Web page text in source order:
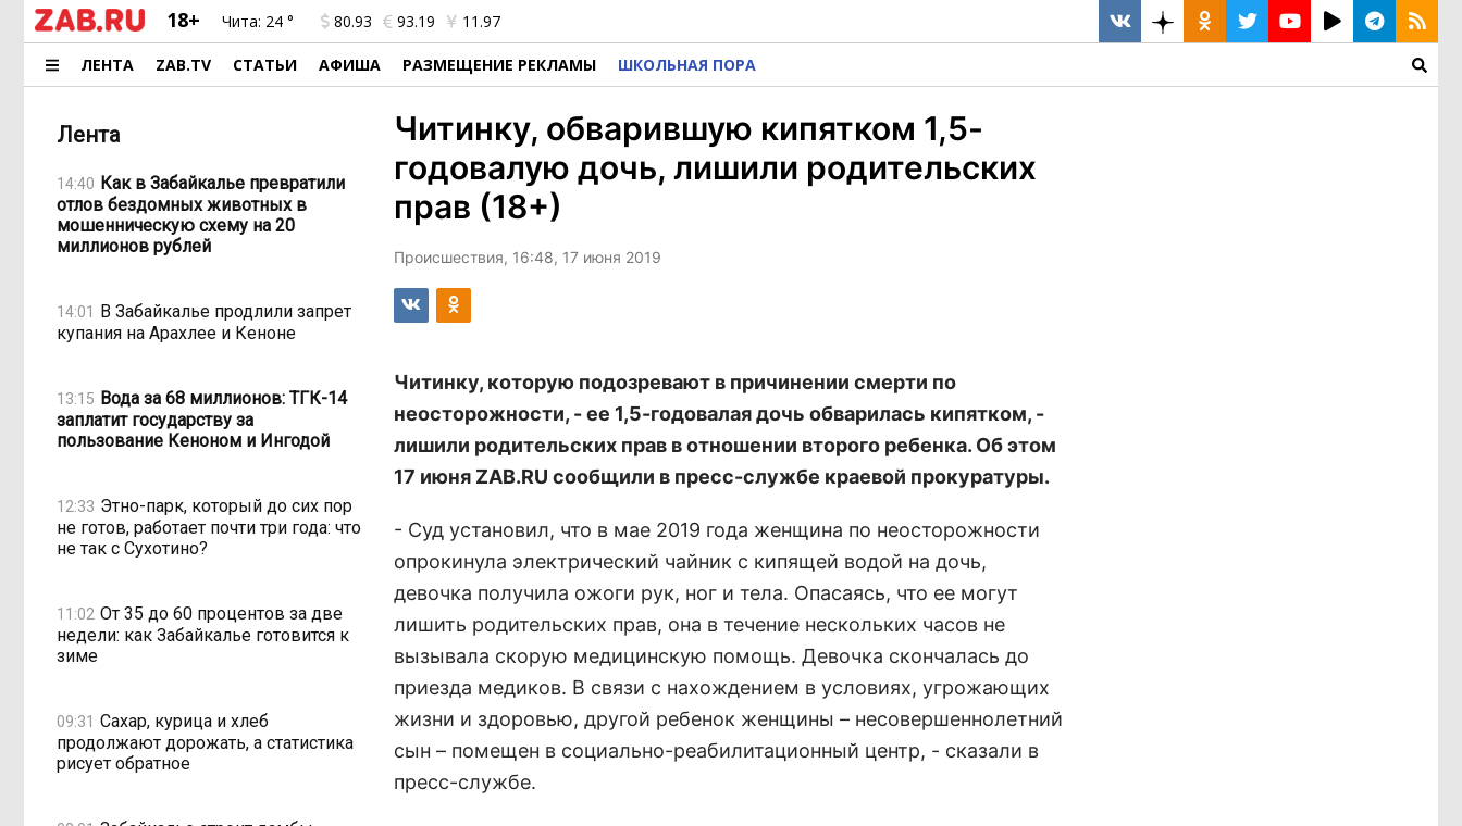
18+ Чита: 24 ° 80.93 93.19 11.97
ЛЕНТА ZAB.TV СТАТЬИ АФИША РАЗМЕЩЕНИЕ РЕКЛАМЫ ШКОЛЬНАЯ ПОРА
Лента
14:40 Как в Забайкалье превратили
отлов бездомных животных в
мошенническую схему на 20
миллионов рублей
14:01 В Забайкалье продлили запрет
купания на Арахлее и Кеноне
13:15 Вода за 68 миллионов: ТГК-14
заплатит государству за
пользование Кеноном и Ингодой
12:33 Этно-парк, который до сих пор
не готов, работает почти три года: что
не так с Сухотино?
11:02 От 35 до 60 процентов за две
недели: как Забайкалье готовится к
зиме
09:31 Сахар, курица и хлеб
продолжают дорожать, а статистика
рисует обратное
Читинку, обварившую кипятком 1,5-
годовалую дочь, лишили родительских
прав (18+)
Происшествия, 16:48, 17 июня 2019
Читинку, которую подозревают в причинении смерти по
неосторожности, - ее 1,5-годовалая дочь обварилась кипятком, -
лишили родительских прав в отношении второго ребенка. Об этом
17 июня ZAB.RU сообщили в пресс-службе краевой прокуратуры.
- Суд установил, что в мае 2019 года женщина по неосторожности
опрокинула электрический чайник с кипящей водой на дочь,
девочка получила ожоги рук, ног и тела. Опасаясь, что ее могут
лишить родительских прав, она в течение нескольких часов не
вызывала скорую медицинскую помощь. Девочка скончалась до
приезда медиков. В связи с нахождением в условиях, угрожающих
жизни и здоровью, другой ребенок женщины – несовершеннолетний
сын – помещен в социально-реабилитационный центр, - сказали в
пресс-службе.